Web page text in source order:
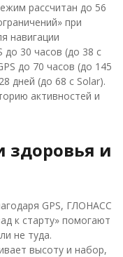
рассчитан до 56
при
навигации
до 30 часов (до 38 с
до 70 часов (до 145
дней (до 68 с Solar).
активностей и
здоровья и
GPS, ГЛОНАСС
к старту» помогают
не туда.
высоту и набор,